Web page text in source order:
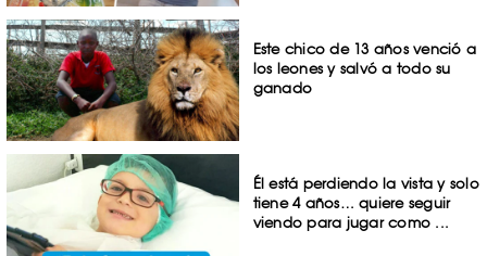
Este chico de 13 años venció a
los leones y salvó a todo su
ganado
Él está perdiendo la vista y solo
tiene 4 años… quiere seguir
viendo para jugar como ...